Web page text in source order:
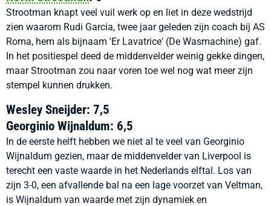
Strootman knapt veel vuil werk op en liet in deze wedstrijd
zien waarom Rudi Garcia, twee jaar geleden zijn coach bij AS
Roma, hem als bijnaam 'Er Lavatrice' (De Wasmachine) gaf.
In het positiespel deed de middenvelder weinig gekke dingen,
maar Strootman zou naar voren toe wel nog wat meer zijn
stempel kunnen drukken.
Wesley Sneijder: 7,5
Georginio Wijnaldum: 6,5
In de eerste helft hebben we niet al te veel van Georginio
Wijnaldum gezien, maar de middenvelder van Liverpool is
terecht een vaste waarde in het Nederlands elftal. Los van
zijn 3-0, een afvallende bal na een lage voorzet van Veltman,
is Wijnaldum van waarde met zijn dynamiek en